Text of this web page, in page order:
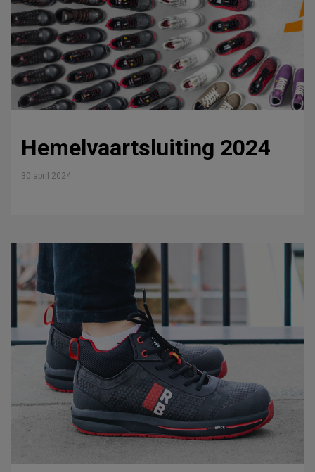
Hemelvaartsluiting 2024
30 april 2024